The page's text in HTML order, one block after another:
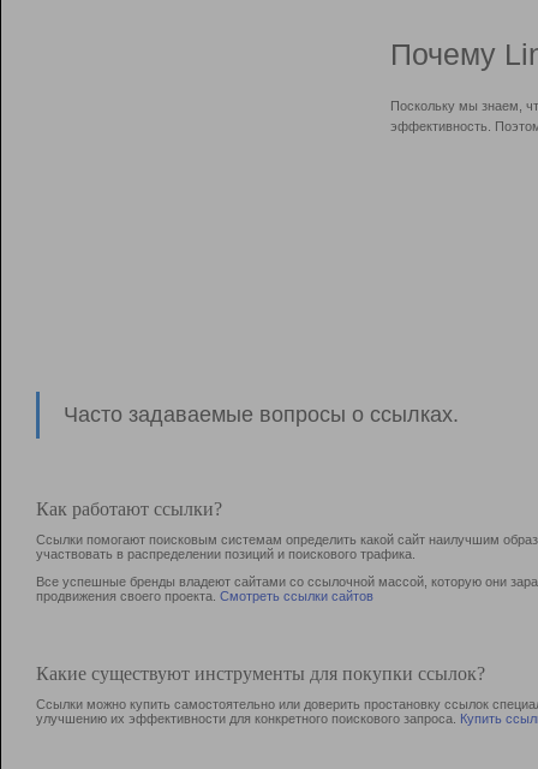
Почему
Поскольку мы знаем,
эффективность.
Часто задаваемые вопросы о ссылках.
Как работают ссылки?
Ссылки помогают поисковым системам определить какой сайт наилучшим
участвовать в раcпределении позиций и поискового трафика.
Все успешные бренды владеют сайтами со ссылочной массой, которую они
продвижения своего проекта. Смотреть ссылки сайтов
Какие существуют инструменты для покупки ссылок?
Ссылки можно купить самостоятельно или доверить простановку ссылок
улучшению их эффективности для конкретного поискового запроса. Купить